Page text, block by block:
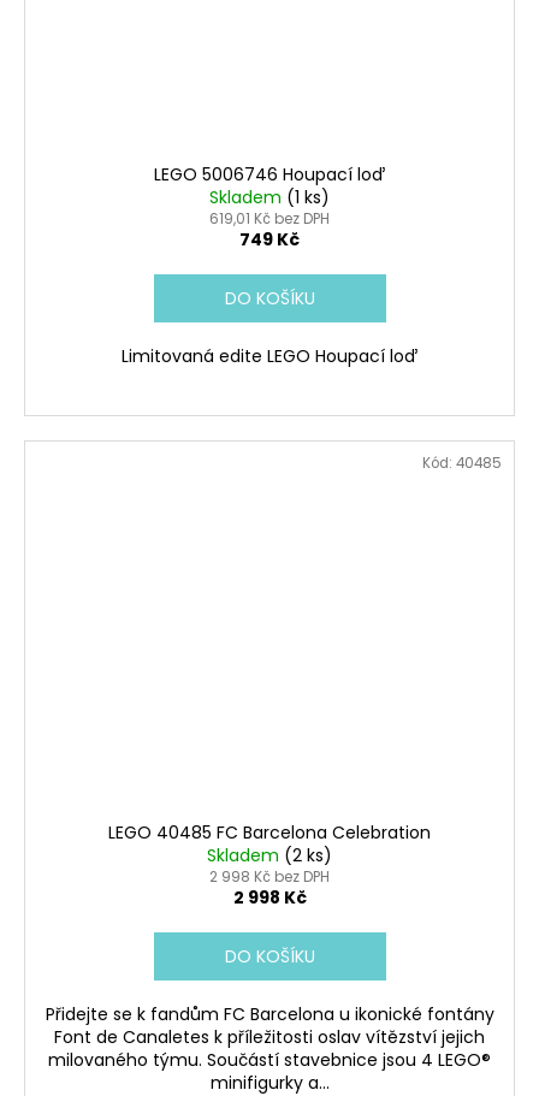
LEGO 5006746 Houpací loď
Skladem (1 ks)
619,01 Kč bez DPH
749 Kč
DO KOŠÍKU
Limitovaná edite LEGO Houpací loď
LEGO 40485 FC Barcelona Celebration
Skladem (2 ks)
2 998 Kč bez DPH
2 998 Kč
DO KOŠÍKU
Přidejte se k fandům FC Barcelona u ikonické fontány
Font de Canaletes k příležitosti oslav vítězství jejich
milovaného týmu. Součástí stavebnice jsou 4 LEGO®
minifigurky a...
Kód: 40485